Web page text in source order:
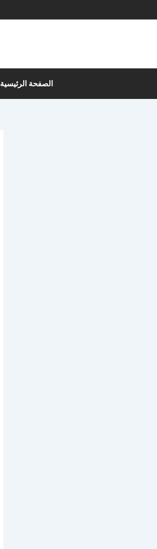
إلى
الصفحة الرئيسية